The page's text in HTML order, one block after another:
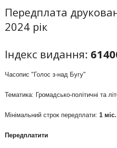
Передплата
2024 рік
Індекс видання:
Часопис "Голос з-над Бугу"
Тематика: Громадсько-політичні та
Мінімальний строк передплати: 1 міс.
Передплатити